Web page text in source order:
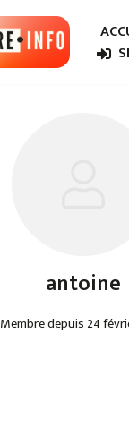
antoine
Membre depuis 24